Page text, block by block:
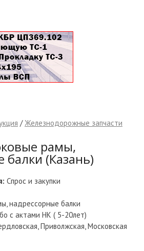
/Железнодорожные запчасти
рамы,
балки (Казань)
Спрос и закупки
надрессорные балки
с актами НК ( 5-20лет)
Приволжская, Московская